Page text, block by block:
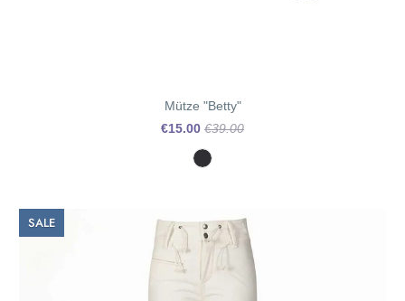
Mütze "Betty"
€15.00 €39.00
SALE